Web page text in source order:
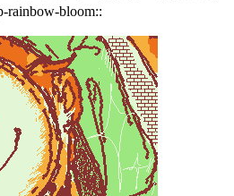
bloom::